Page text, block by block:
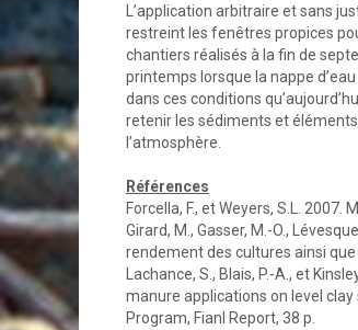
L’application arbitraire et sans
restreint les fenêtres propices
chantiers réalisés à la fin de
printemps lorsque la nappe
dans ces conditions
retenir les sédiments et
l’atmosphère.
Références
Forcella, F., et Weyers, S.L.
Girard, M., Gasser, M.-O.,
rendement des cultures ainsi que
Lachance, S., Blais, P.-A., et
manure applications on level clay
Program, Fianl Report, 38 p.